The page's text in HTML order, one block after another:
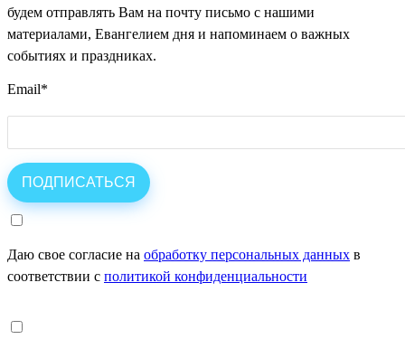
будем отправлять Вам на почту письмо с нашими
материалами, Евангелием дня и напоминаем о важных
событиях и праздниках.
Email*
Даю свое согласие на обработку персональных данных в
соответствии с политикой конфиденциальности